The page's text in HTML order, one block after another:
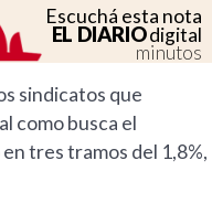
Escuchá esta nota
EL DIARIOdigital
minutos
sindicatos que
como busca el
tres tramos del 1,8%,